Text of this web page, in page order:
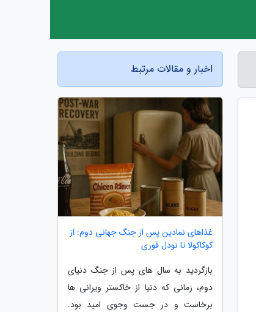
اخبار و مقالات مرتبط
غذاهای نمادین پس از جنگ جهانی دوم: از
کوکاکولا تا نودل فوری
بازگردید به سال های پس از جنگ دنیای
دوم، زمانی که دنیا از خاکستر ویرانی ها
برخاست و در جست وجوی امید بود.